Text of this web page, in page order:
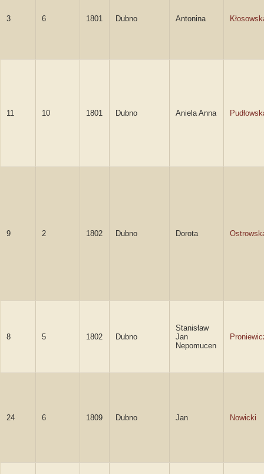
3 6 1801 Dubno Antonina
11 10 1801 Dubno Aniela Anna
9 2 1802 Dubno Dorota
8 5 1802 Dubno
Stanisław
Jan
Nepomucen
24 6 1809 Dubno Jan Nowicki